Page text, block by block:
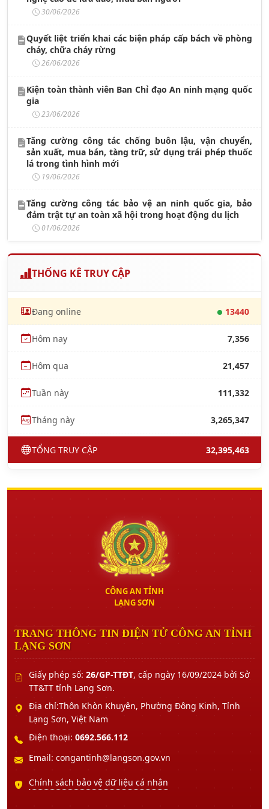
30/06/2026
Quyết liệt triển khai các biện pháp cấp bách về phòng
cháy, chữa cháy rừng
26/06/2026
Kiện toàn thành viên Ban Chỉ đạo An ninh mạng quốc
gia
23/06/2026
Tăng cường công tác chống buôn lậu, vận chuyển,
sản xuất, mua bán, tàng trữ, sử dụng trái phép thuốc
lá trong tình hình mới
19/06/2026
Tăng cường công tác bảo vệ an ninh quốc gia, bảo
đảm trật tự an toàn xã hội trong hoạt động du lịch
01/06/2026
THỐNG KÊ TRUY CẬP
Đang online 13440
Hôm nay 7,356
Hôm qua 21,457
Tuần này 111,332
Tháng này 3,265,347
TỔNG TRUY CẬP 32,395,463
CÔNG AN TỈNH
LẠNG SƠN
TRANG THÔNG TIN ĐIỆN TỬ CÔNG AN TỈNH
LẠNG SƠN
Giấy phép số: 26/GP-TTĐT, cấp ngày 16/09/2024 bởi Sở
TT&TT tỉnh Lạng Sơn.
Địa chỉ:Thôn Khòn Khuyên, Phường Đông Kinh, Tỉnh
Lạng Sơn, Việt Nam
Điện thoại: 0692.566.112
Email: congantinh@langson.gov.vn
Chính sách bảo vệ dữ liệu cá nhân